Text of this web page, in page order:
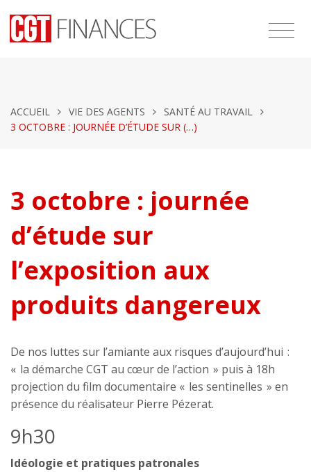
ACCUEIL VIE DES AGENTS
SANTÉ AU TRAVAIL
3 OCTOBRE : JOURNÉE D’ÉTUDE SUR (…)
3 octobre : journée
d’étude sur
l’exposition aux
produits dangereux
De nos luttes sur l’amiante aux risques d’aujourd’hui :
« la démarche CGT au cœur de l’action » puis à 18h
projection du film documentaire « les sentinelles » en
présence du réalisateur Pierre Pézerat.
9h30
Idéologie et pratiques patronales